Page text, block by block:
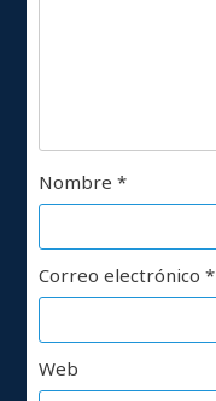
Nombre*
Correo electrónico*
Web